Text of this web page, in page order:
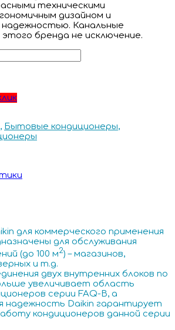
техническими
дизайном и
надежностью. Канальные
бренда не исключение.
, Бытовые кондиционеры,
для коммерческого применения
для обслуживания
(до 100 м2) – магазинов,
и т.д.
двух внутренних блоков по
увеличивает область
серии FAQ-B, а
надежность Daikin гарантирует
кондиционеров данной серии